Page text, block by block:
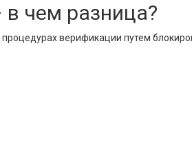
в чем разница?
верификации путем